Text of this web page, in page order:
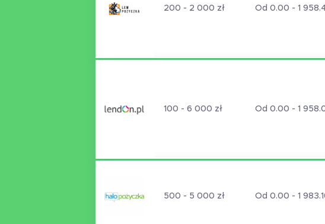
200 - 2 000 zł Od 0.00 - 1
100 - 6 000 zł Od 0.00 - 1
500 - 5 000 zł Od 0.00 - 1